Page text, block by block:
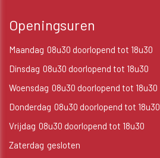
Openingsuren
Maandag 08u30 doorlopend tot 18u30
Dinsdag 08u30 doorlopend tot 18u30
Woensdag 08u30 doorlopend tot 18u30
Donderdag 08u30 doorlopend tot 18u30
Vrijdag 08u30 doorlopend tot 18u30
Zaterdag gesloten